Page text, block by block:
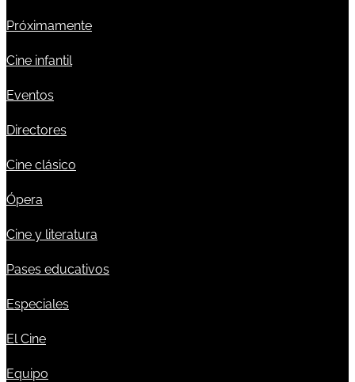
Próximamente
Cine infantil
Eventos
Directores
Cine clásico
Ópera
Cine y literatura
Pases educativos
Especiales
El Cine
Equipo